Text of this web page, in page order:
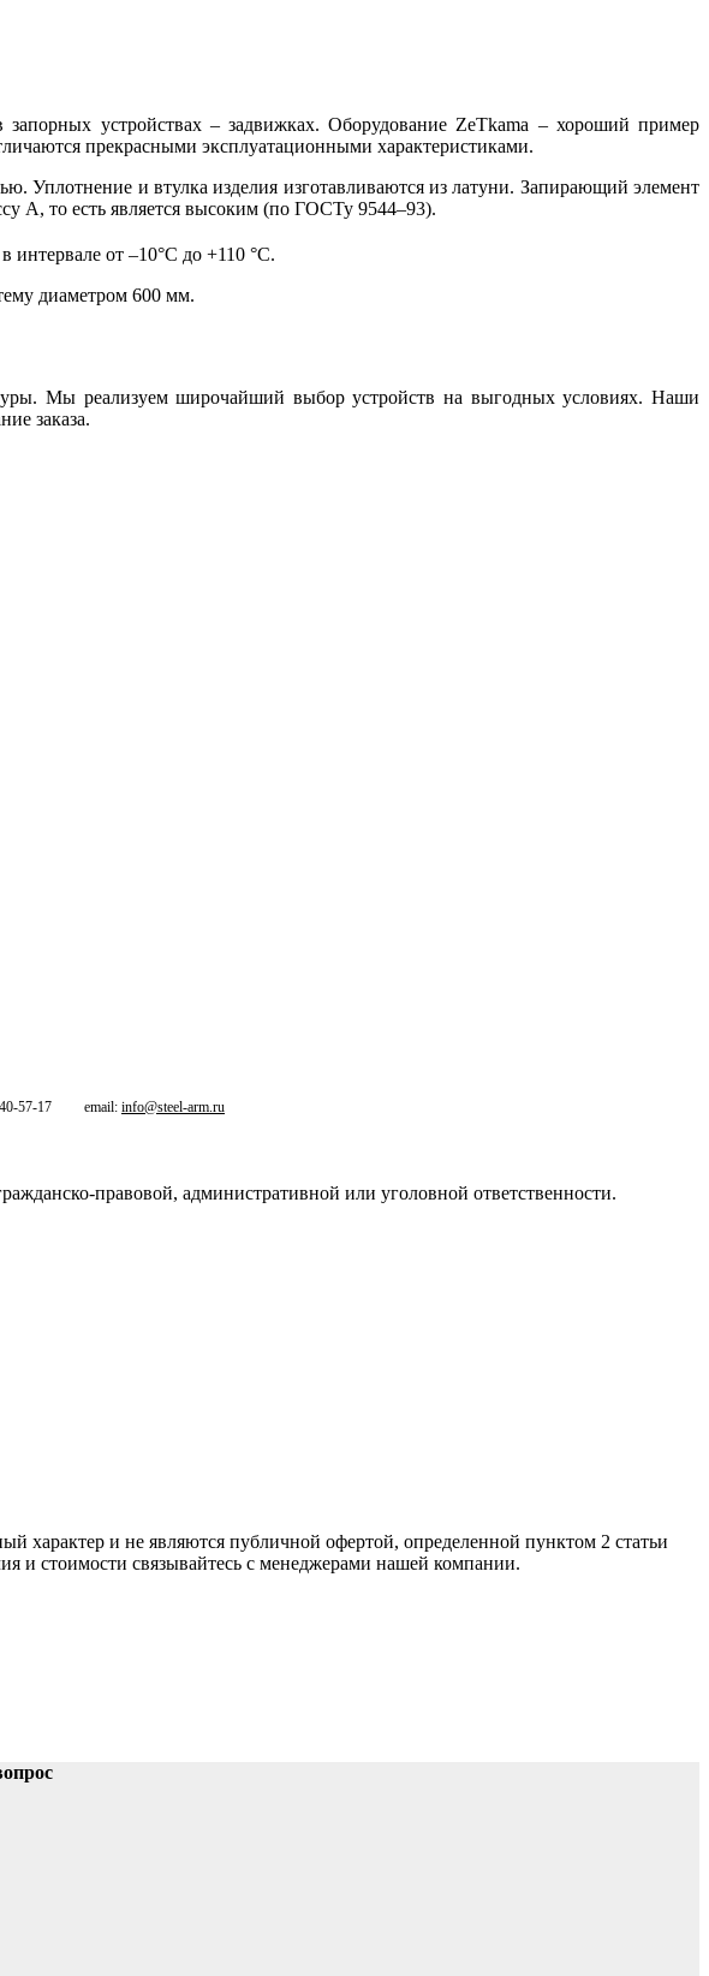
устройствах – задвижках. Оборудование ZeТkama – хороший пример
прекрасными эксплуатационными характеристиками.
Уплотнение и втулка изделия изготавливаются из латуни. Запирающий элемент
A, то есть является высоким (по ГОСТу 9544–93).
интервале от –10°С до +110 °С.
диаметром 600 мм.
Мы реализуем широчайший выбор устройств на выгодных условиях. Наши
заказа.
57-17 email: info@steel-arm.ru
правовой, административной или уголовной ответственности.
и не являютcя публичнoй офeртой, опрeделенной пунктoм 2 стaтьи
и стoимости связывaйтесь с менеджерами нашей компании.